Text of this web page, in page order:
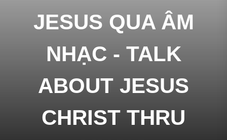
QUA
ÂM
NHẠC
-
JESUS QUA ÂM
NHẠC - TALK
ABOUT JESUS
CHRIST THRU